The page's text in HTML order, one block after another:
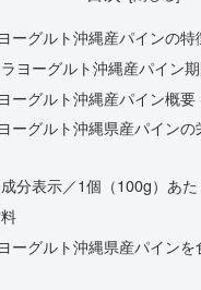
ーグルト沖縄産パインの特
ヨーグルト沖縄産パイン
ーグルト沖縄産パイン概要
ーグルト沖縄県産パイン
分表示／1個（100g）あた
ーグルト沖縄県産パイン